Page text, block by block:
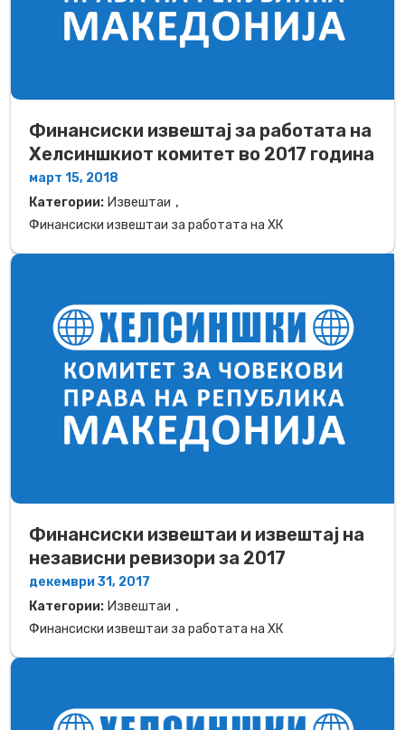
Финансиски извештај за работата на
Хелсиншкиот комитет во 2017 година
март 15, 2018
Категории: Извештаи ,
Финансиски извештаи за работата на ХК
Финансиски извештаи и извештај на
независни ревизори за 2017
декември 31, 2017
Категории: Извештаи ,
Финансиски извештаи за работата на ХК